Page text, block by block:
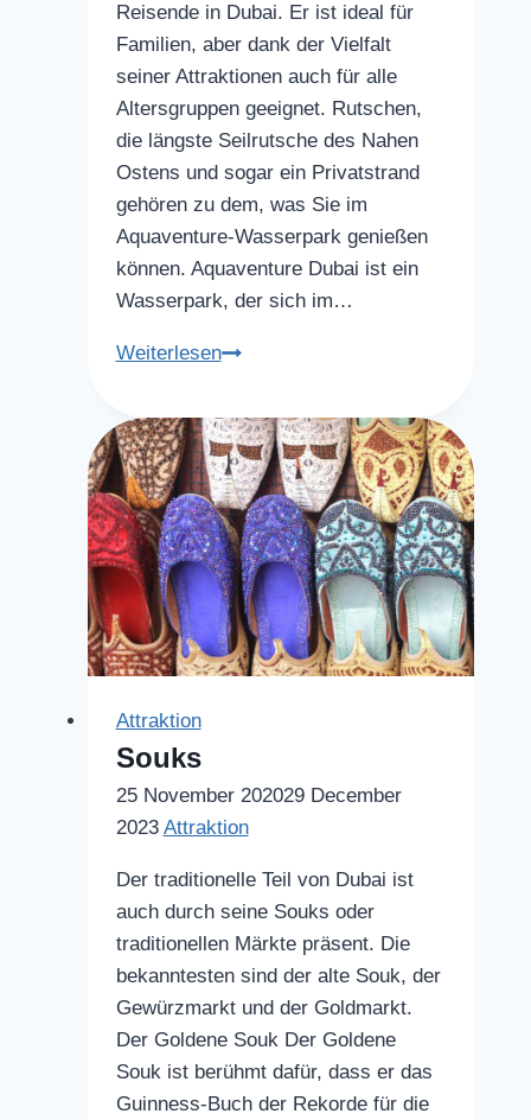
Reisende in Dubai. Er ist ideal für
Familien, aber dank der Vielfalt
seiner Attraktionen auch für alle
Altersgruppen geeignet. Rutschen,
die längste Seilrutsche des Nahen
Ostens und sogar ein Privatstrand
gehören zu dem, was Sie im
Aquaventure-Wasserpark genießen
können. Aquaventure Dubai ist ein
Wasserpark, der sich im…
WeiterlesenWasserparks
Attraktion
Souks
25 November 202029 December
2023 Attraktion
Der traditionelle Teil von Dubai ist
auch durch seine Souks oder
traditionellen Märkte präsent. Die
bekanntesten sind der alte Souk, der
Gewürzmarkt und der Goldmarkt.
Der Goldene Souk Der Goldene
Souk ist berühmt dafür, dass er das
Guinness-Buch der Rekorde für die